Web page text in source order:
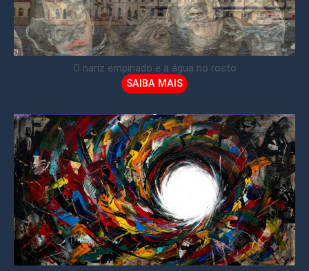
O nariz empinado e a água no rosto
SAIBA MAIS